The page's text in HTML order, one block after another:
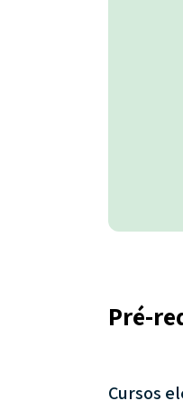
Pré-
Cursos